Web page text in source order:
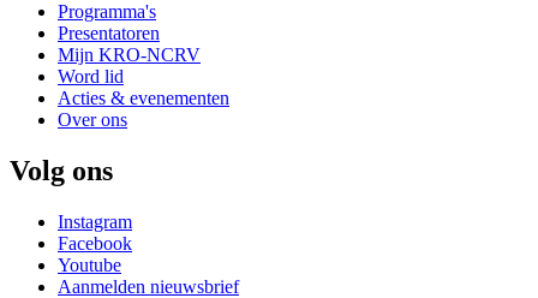
Programma's
Presentatoren
Mijn KRO-NCRV
Word lid
Acties & evenementen
Over ons
Volg ons
Instagram
Facebook
Youtube
Aanmelden nieuwsbrief